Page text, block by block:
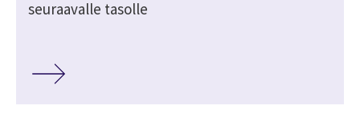
seuraavalle tasolle